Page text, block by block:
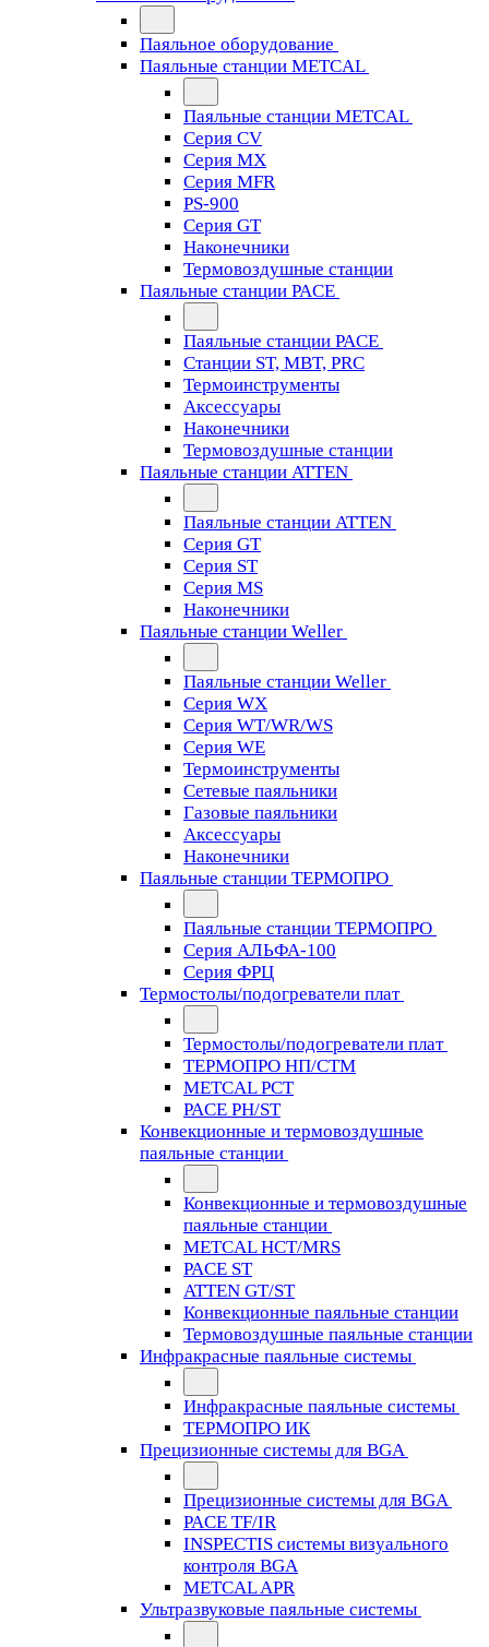
Паяльное оборудование
Паяльные станции METCAL
Паяльные станции METCAL
Серия CV
Серия MX
Серия MFR
PS-900
Серия GT
Наконечники
Термовоздушные станции
Паяльные станции PACE
Паяльные станции PACE
Станции ST, MBT, PRC
Термоинструменты
Аксессуары
Наконечники
Термовоздушные станции
Паяльные станции ATTEN
Паяльные станции ATTEN
Серия GT
Серия ST
Серия MS
Наконечники
Паяльные станции Weller
Паяльные станции Weller
Серия WX
Серия WT/WR/WS
Серия WE
Термоинструменты
Сетевые паяльники
Газовые паяльники
Аксессуары
Наконечники
Паяльные станции ТЕРМОПРО
Паяльные станции ТЕРМОПРО
Серия АЛЬФА-100
Серия ФРЦ
Термостолы/подогреватели плат
Термостолы/подогреватели плат
ТЕРМОПРО НП/СТМ
METCAL PCT
PACE PH/ST
Конвекционные и термовоздушные
паяльные станции
Конвекционные и термовоздушные
паяльные станции
METCAL HCT/MRS
PACE ST
ATTEN GT/ST
Конвекционные паяльные станции
Термовоздушные паяльные станции
Инфракрасные паяльные системы
Инфракрасные паяльные системы
ТЕРМОПРО ИК
Прецизионные системы для BGA
Прецизионные системы для BGA
PACE TF/IR
INSPECTIS системы визуального
контроля BGA
METCAL APR
Ультразвуковые паяльные системы